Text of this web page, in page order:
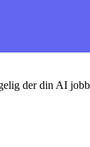
der din AI